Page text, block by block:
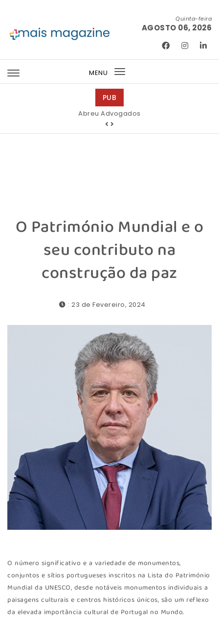
Quinta-feira
AGOSTO 06, 2026
MENU
Toggle
PUB
Abreu Advogados
O Património Mundial e o
seu contributo na
construção da paz
: 23 de Fevereiro, 2024
O número significativo e a variedade de monumentos,
conjuntos e sítios portugueses inscritos na Lista do Património
Mundial da UNESCO, desde notáveis monumentos individuais a
paisagens culturais e centros históricos únicos, são um reflexo
da elevada importância cultural de Portugal no Mundo.